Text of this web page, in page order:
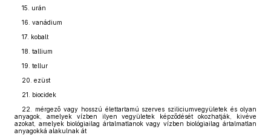
15. urán
16. vanádium
17. kobalt
18. tallium
19. tellur
20. ezüst
21. biocidek
22. mérgező vagy hosszú élettartamú szerves sziliciumvegyületek és olyan
anyagok, amelyek vízben ilyen vegyületek képződését okozhatják, kivéve
azokat, amelyek biológiailag ártalmatlanok vagy vízben biológiailag ártalmatlan
anyagokká alakulnak át